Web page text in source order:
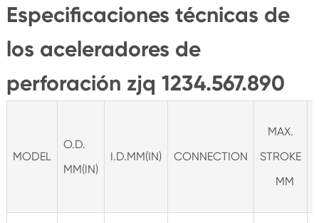
Especificaciones técnicas de
los aceleradores de
perforación zjq 1234.567.890
MODEL
O.D.
MM(IN)
I.D.MM(IN) CONNECTION
MAX.
STROKE
MM